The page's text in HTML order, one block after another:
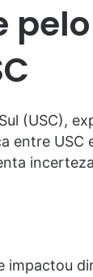
(USC),
entre USC
impactou